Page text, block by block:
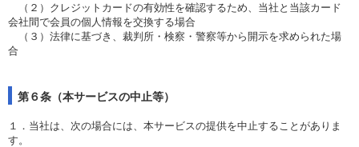
（２）クレジットカードの有効性を確認するため、当社と当該カード
会社間で会員の個人情報を交換する場合
（３）法律に基づき、裁判所・検察・警察等から開示を求められた場
合
第６条（本サービスの中止等）
１．当社は、次の場合には、本サービスの提供を中止することがありま
す。